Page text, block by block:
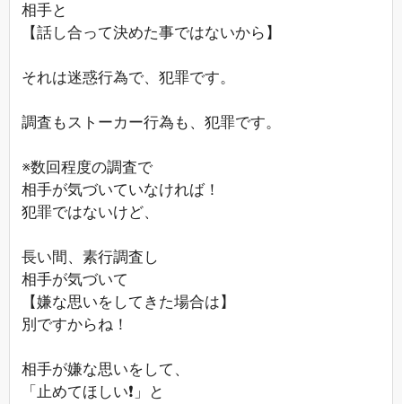
相手と
【話し合って決めた事ではないから】
それは迷惑行為で、犯罪です。
調査もストーカー行為も、犯罪です。
※数回程度の調査で
相手が気づいていなければ！
犯罪ではないけど、
長い間、素行調査し
相手が気づいて
【嫌な思いをしてきた場合は】
別ですからね！
相手が嫌な思いをして、
「止めてほしい❗」と